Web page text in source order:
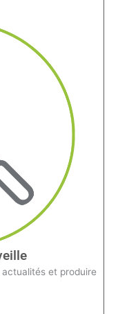
et produire